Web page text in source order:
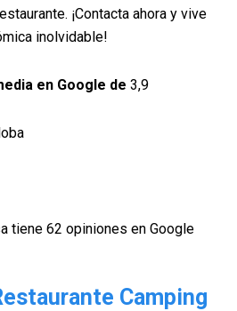
¡Contacta ahora y vive
inolvidable!
en Google de 3,9
tiene 62 opiniones en Google
Camping